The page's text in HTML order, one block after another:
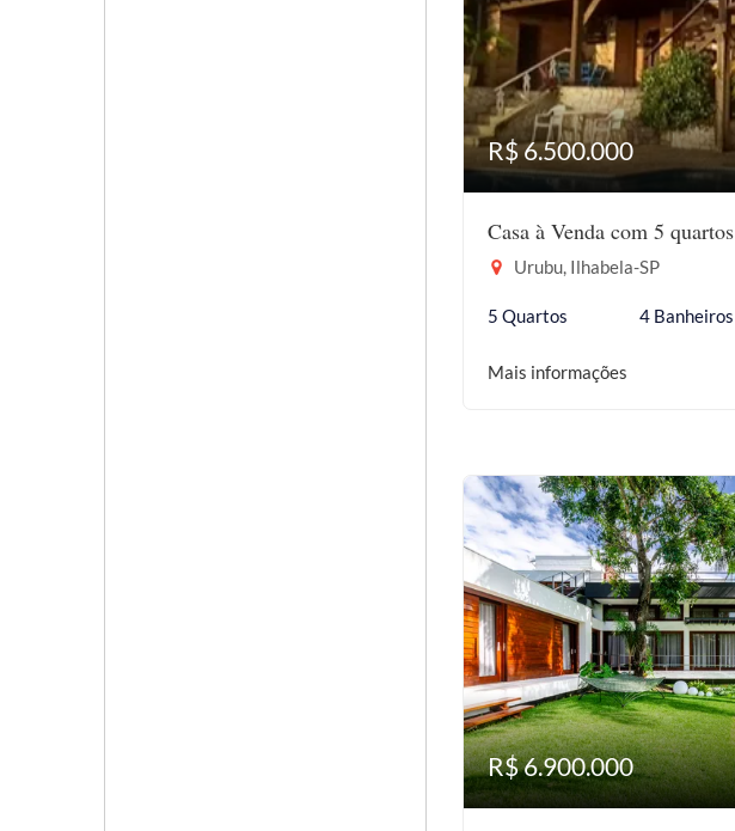
R$ 6.500.000
Casa à Venda com 5 quartos
Urubu, Ilhabela-SP
5 Quartos 4 Banheiros
Mais informações
R$ 6.900.000